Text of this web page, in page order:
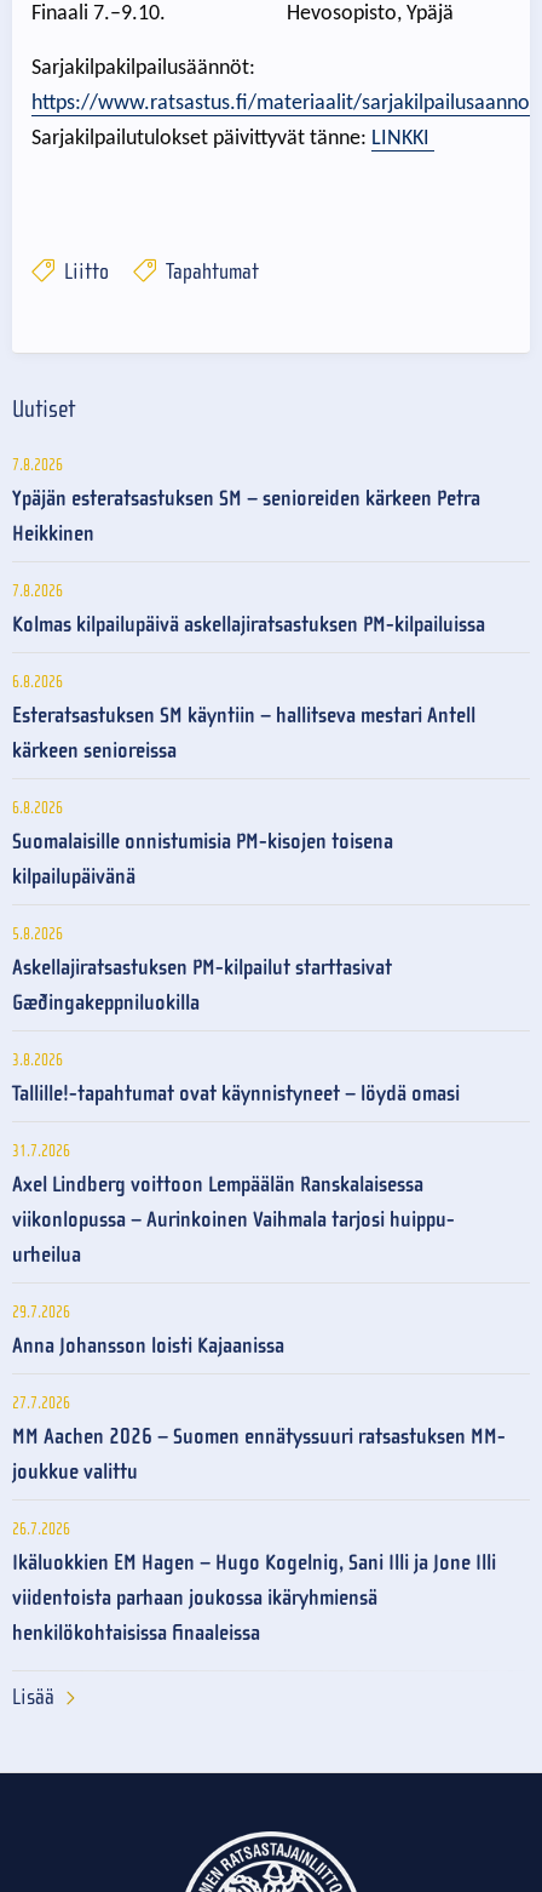
Finaali 7.–9.10. Hevosopisto, Ypäjä
Sarjakilpakilpailusäännöt:
https://www.ratsastus.fi/materiaalit/
Sarjakilpailutulokset päivittyvät tänne: LINKKI
Liitto Tapahtumat
Uutiset
7.8.2026
Ypäjän esteratsastuksen SM – senioreiden kärkeen Petra
Heikkinen
7.8.2026
Kolmas kilpailupäivä askellajiratsastuksen PM-kilpailuissa
6.8.2026
Esteratsastuksen SM käyntiin – hallitseva mestari Antell
kärkeen senioreissa
6.8.2026
Suomalaisille onnistumisia PM-kisojen toisena
kilpailupäivänä
5.8.2026
Askellajiratsastuksen PM-kilpailut starttasivat
Gæðingakeppniluokilla
3.8.2026
Tallille!-tapahtumat ovat käynnistyneet – löydä omasi
31.7.2026
Axel Lindberg voittoon Lempäälän Ranskalaisessa
viikonlopussa – Aurinkoinen Vaihmala tarjosi huippu-
urheilua
29.7.2026
Anna Johansson loisti Kajaanissa
27.7.2026
MM Aachen 2026 – Suomen ennätyssuuri ratsastuksen MM-
joukkue valittu
26.7.2026
Ikäluokkien EM Hagen – Hugo Kogelnig, Sani Illi ja Jone Illi
viidentoista parhaan joukossa ikäryhmiensä
henkilökohtaisissa finaaleissa
Lisää